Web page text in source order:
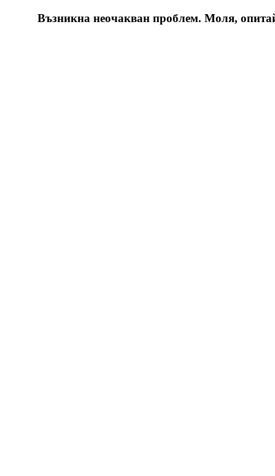
Възникна неочакван проблем. Моля,